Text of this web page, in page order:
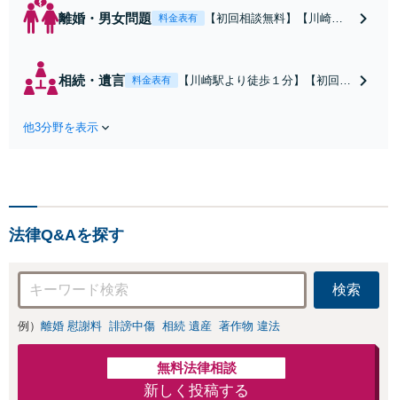
離婚・男女問題 料金表有
【初回相談無料】【川崎駅
割・婚姻費用・養育費・財
相続・遺言 料金表有
【川崎駅より徒歩１分】【初回相
他3分野を表示
法律Q&Aを探す
検索
例） 離婚 慰謝料 誹謗中傷 相続 遺産 著作物 違法
無料法律相談
新しく投稿する